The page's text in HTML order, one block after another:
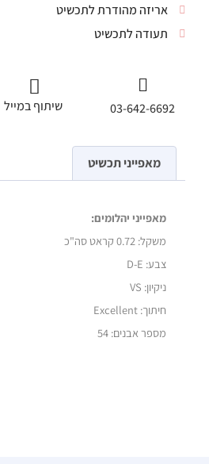
אריזה מהודרת לתכשיט
תעודה לתכשיט
03-642-6692 שיתוף במייל
מאפייני תכשיט
מאפייני יהלומים:
משקל: 0.72 קראט סה"כ
צבע: D-E
ניקיון: VS
חיתוך: Excellent
מספר אבנים: 54